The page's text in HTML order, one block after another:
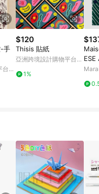
購物前往 Pinkoi
，不符合導購資格；承
購物前往 Pinkoi 頁
-手
台
$120
Thisis 貼紙
亞洲跨境設計購物平台
1%
ESE
N1